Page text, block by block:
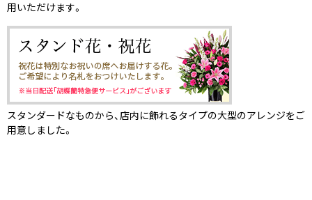
用いただけます。
スタンダードなものから、店内に飾れるタイプの大型のアレンジをご
用意しました。